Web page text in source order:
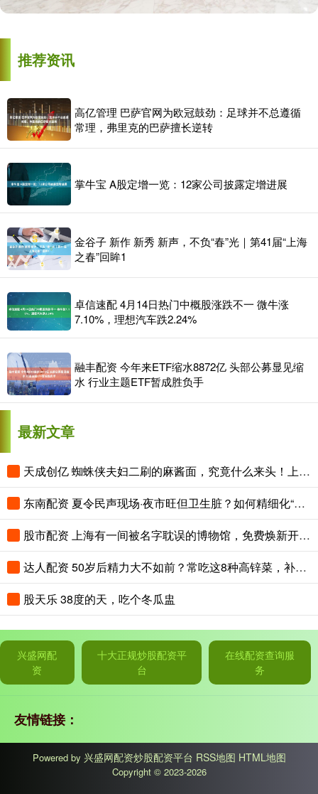
推荐资讯
高亿管理 巴萨官网为欧冠鼓劲：足球并不总遵循
常理，弗里克的巴萨擅长逆转
掌牛宝 A股定增一览：12家公司披露定增进展
金谷子 新作 新秀 新声，不负“春”光｜第41届“上海
之春”回眸1
卓信速配 4月14日热门中概股涨跌不一 微牛涨
7.10%，理想汽车跌2.24%
融丰配资 今年来ETF缩水8872亿 头部公募显见缩
水 行业主题ETF暂成胜负手
最新文章
天成创亿 蜘蛛侠夫妇二刷的麻酱面，究竟什么来头！上海这家老字号，最近生意火爆！
东南配资 夏令民声现场·夜市旺但卫生脏？如何精细化“绣”出夜市招牌？
股市配资 上海有一间被名字耽误的博物馆，免费焕新开放！互动体验超好玩！
达人配资 50岁后精力大不如前？常吃这8种高锌菜，补足营养，重回年轻状态
股天乐 38度的天，吃个冬瓜盅
兴盛网配
资
十大正规炒股配资平
台
在线配资查询服
务
友情链接：
Powered by 兴盛网配资炒股配资平台 RSS地图 HTML地图
Copyright © 2023-2026